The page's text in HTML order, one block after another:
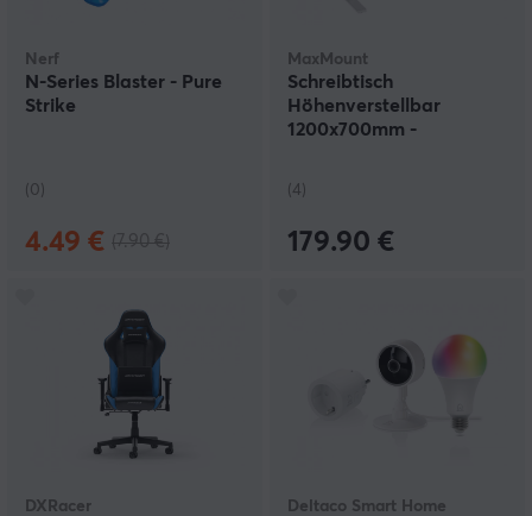
Nerf
N-Series Blaster - Pure
Strike
(0)
4.49 €
MaxMount
Schreibtisch
Höhenverstellbar
1200x700mm -
(4)
179.90 €
DXRacer Deltaco Smart Home